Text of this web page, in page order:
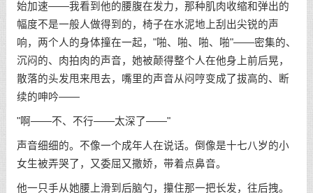
始加速——我看到他的腰腹在发力，那种肌肉收缩和弹出的
幅度不是一般人做得到的，椅子在水泥地上刮出尖锐的声
响，两个人的身体撞在一起，"啪、啪、啪、啪"——密集的、
沉闷的、肉拍肉的声音，她被颠得整个人在他身上前后晃，
散落的头发甩来甩去，嘴里的声音从闷哼变成了拔高的、断
续的呻吟——
"啊——不、不行——太深了——"
声音细细的。不像一个成年人在说话。倒像是十七八岁的小
女生被弄哭了，又委屈又撒娇，带着点鼻音。
他一只手从她腰上滑到后脑勺，攥住那一把长发，往后拽。